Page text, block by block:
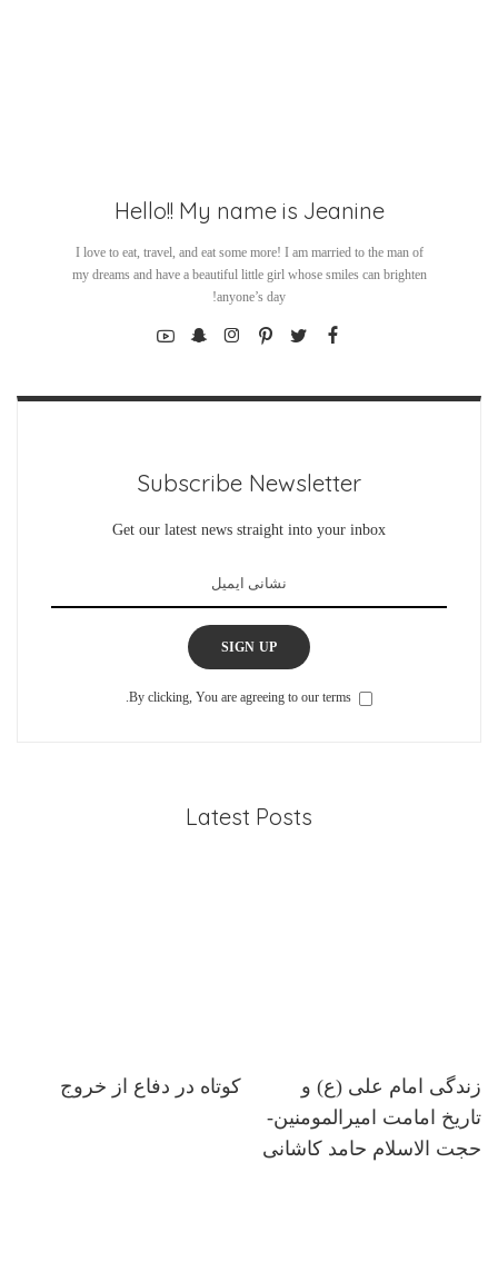
Hello!! My name is Jeanine
I love to eat, travel, and eat some more! I am married to the man of
my dreams and have a beautiful little girl whose smiles can brighten
anyone’s day!
Subscribe Newsletter
Get our latest news straight into your inbox
SIGN UP
By clicking, You are agreeing to our terms.
Latest Posts
زندگی امام علی (ع) و
تاریخ امامت امیرالمومنین-
حجت الاسلام حامد کاشانی
کوتاه در دفاع از خروج